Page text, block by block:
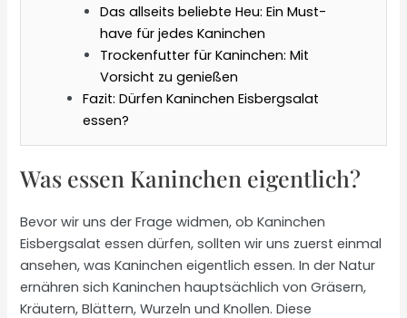
Das allseits beliebte Heu: Ein Must-
have für jedes Kaninchen
Trockenfutter für Kaninchen: Mit
Vorsicht zu genießen
Fazit: Dürfen Kaninchen Eisbergsalat
essen?
Was essen Kaninchen eigentlich?
Bevor wir uns der Frage widmen, ob Kaninchen
Eisbergsalat essen dürfen, sollten wir uns zuerst einmal
ansehen, was Kaninchen eigentlich essen. In der Natur
ernähren sich Kaninchen hauptsächlich von Gräsern,
Kräutern, Blättern, Wurzeln und Knollen. Diese